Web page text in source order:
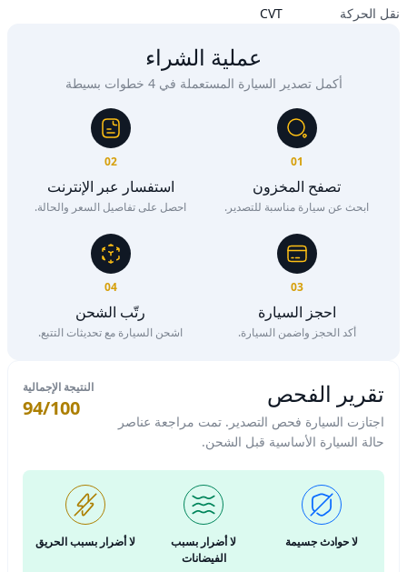
نقل الحركة
CVT
عملية الشراء
أكمل تصدير السيارة المستعملة في 4 خطوات بسيطة
01
تصفح المخزون
ابحث عن سيارة مناسبة للتصدير.
02
استفسار عبر الإنترنت
احصل على تفاصيل السعر والحالة.
03
احجز السيارة
أكد الحجز واضمن السيارة.
04
رتّب الشحن
اشحن السيارة مع تحديثات التتبع.
تقرير الفحص
اجتازت السيارة فحص التصدير. تمت مراجعة عناصر
حالة السيارة الأساسية قبل الشحن.
النتيجة الإجمالية
94/100
لا حوادث جسيمة
لا أضرار بسبب
الفيضانات
لا أضرار بسبب الحريق